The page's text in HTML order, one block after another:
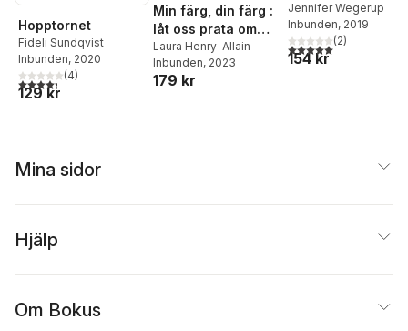
Hopptornet
Fideli Sundqvist
Inbunden, 2020
4,3utav 5 stjärnor. Totalt antal röster:
(4)
129 kr
Min färg, din färg :
låt oss prata om
rasism, antirasism
och självkänsla!
Laura Henry-Allain
Inbunden, 2023
179 kr
Jennifer Wegerup
Inbunden, 2019
5,0utav 5 stjärnor.
(2)
154 kr
Mina sidor
Hjälp
Om Bokus